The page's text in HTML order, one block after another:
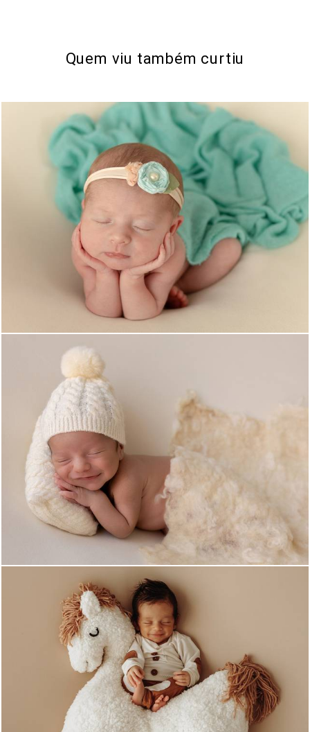
Quem viu também curtiu
0
328
420 0